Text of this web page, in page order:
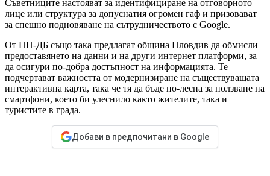
Съветниците настояват за идентифициране на отговорното
лице или структура за допуснатия огромен гаф и призовават
за спешно подновяване на сътрудничеството с Google.
От ПП-ДБ също така предлагат община Пловдив да обмисли
предоставянето на данни и на други интернет платформи, за
да осигури по-добра достъпност на информацията. Те
подчертават важността от модернизиране на съществуващата
интерактивна карта, така че тя да бъде по-лесна за ползване на
смартфони, което би улеснило както жителите, така и
туристите в града.
Добави в предпочитани в Google